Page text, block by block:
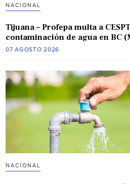
NACIONAL
Tijuana – Profepa multa a
contaminación de agua en BC
07 AGOSTO 2026
NACIONAL